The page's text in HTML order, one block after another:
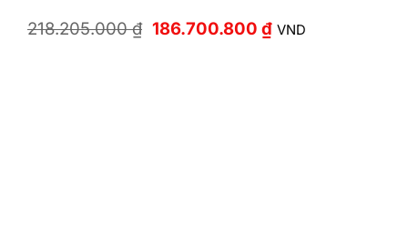
218.205.000₫ Giá
186.700.800 ₫Giá
hiện
VND